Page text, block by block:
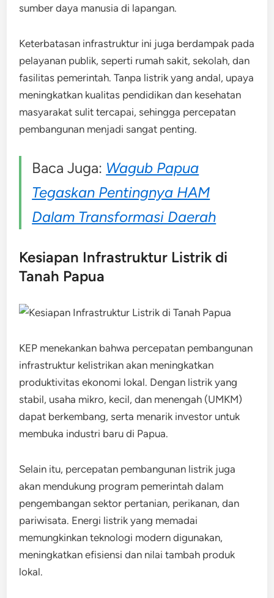
sumber daya manusia di lapangan.
Keterbatasan infrastruktur ini juga berdampak pada
pelayanan publik, seperti rumah sakit, sekolah, dan
fasilitas pemerintah. Tanpa listrik yang andal, upaya
meningkatkan kualitas pendidikan dan kesehatan
masyarakat sulit tercapai, sehingga percepatan
pembangunan menjadi sangat penting.
Baca Juga: Wagub Papua
Tegaskan Pentingnya HAM
Dalam Transformasi Daerah
Kesiapan Infrastruktur Listrik di
Tanah Papua
KEP menekankan bahwa percepatan pembangunan
infrastruktur kelistrikan akan meningkatkan
produktivitas ekonomi lokal. Dengan listrik yang
stabil, usaha mikro, kecil, dan menengah (UMKM)
dapat berkembang, serta menarik investor untuk
membuka industri baru di Papua.
Selain itu, percepatan pembangunan listrik juga
akan mendukung program pemerintah dalam
pengembangan sektor pertanian, perikanan, dan
pariwisata. Energi listrik yang memadai
memungkinkan teknologi modern digunakan,
meningkatkan efisiensi dan nilai tambah produk
lokal.